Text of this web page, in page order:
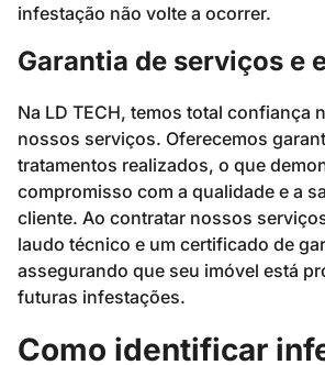
infestação não volte a ocorrer.
Garantia de serviços e
Na LD TECH, temos total confiança
nossos serviços. Oferecemos
tratamentos realizados, o que
compromisso com a qualidade e a
cliente. Ao contratar nossos
laudo técnico e um certificado de
assegurando que seu imóvel está
futuras infestações.
Como identificar